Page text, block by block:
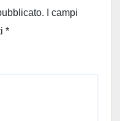
I campi
*